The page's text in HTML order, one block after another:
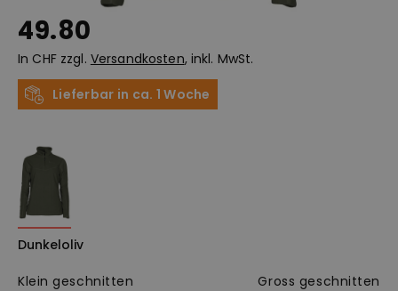
49.80
In CHF zzgl. Versandkosten, inkl. MwSt.
Lieferbar in ca. 1 Woche
Dunkeloliv
Klein geschnitten Gross geschnitten